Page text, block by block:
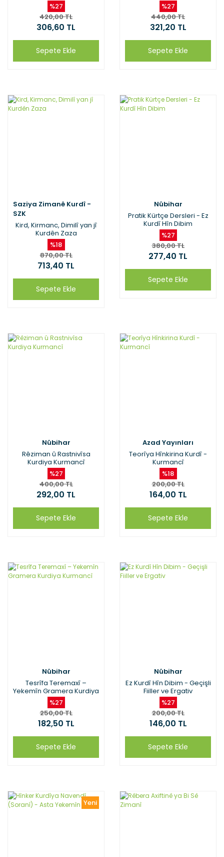
%27
420,00 TL
306,60 TL
Sepete Ekle
%27
440,00 TL
321,20 TL
Sepete Ekle
Saziya Zimanê Kurdî -
SZK
Kird, Kirmanc, Dimilî yan jî
Kurdên Zaza
%18
870,00 TL
713,40 TL
Sepete Ekle
Nûbihar
Pratik Kürtçe Dersleri - Ez
Kurdî Hîn Dibim
%27
380,00 TL
277,40 TL
Sepete Ekle
Nûbihar
Rêziman û Rastnivîsa
Kurdiya Kurmancî
%27
400,00 TL
292,00 TL
Sepete Ekle
Azad Yayınları
Teorîya Hînkirina Kurdî -
Kurmancî
%18
200,00 TL
164,00 TL
Sepete Ekle
Nûbihar
Tesrîfa Teremaxî –
Yekemîn Gramera Kurdiya
Kurmancî
%27
250,00 TL
182,50 TL
Sepete Ekle
Nûbihar
Ez Kurdî Hîn Dibim - Geçişli
Fiiller ve Ergativ
%27
200,00 TL
146,00 TL
Sepete Ekle
Yeni